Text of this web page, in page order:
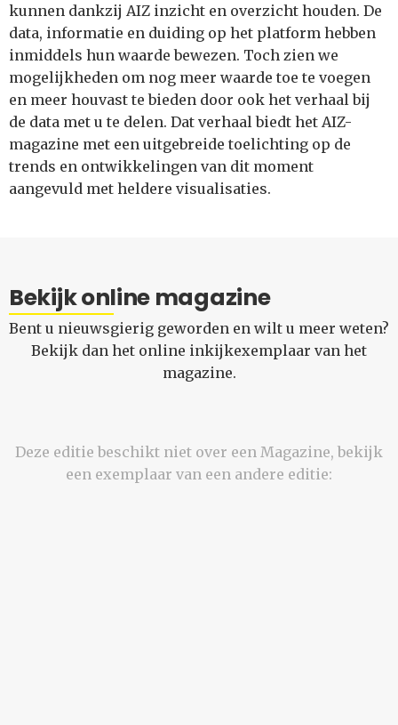
kunnen dankzij AIZ inzicht en overzicht houden. De
data, informatie en duiding op het platform hebben
inmiddels hun waarde bewezen. Toch zien we
mogelijkheden om nog meer waarde toe te voegen
en meer houvast te bieden door ook het verhaal bij
de data met u te delen. Dat verhaal biedt het AIZ-
magazine met een uitgebreide toelichting op de
trends en ontwikkelingen van dit moment
aangevuld met heldere visualisaties.
Bekijk online magazine
Bent u nieuwsgierig geworden en wilt u meer weten?
Bekijk dan het online inkijkexemplaar van het
magazine.
Deze editie beschikt niet over een Magazine, bekijk
een exemplaar van een andere editie: